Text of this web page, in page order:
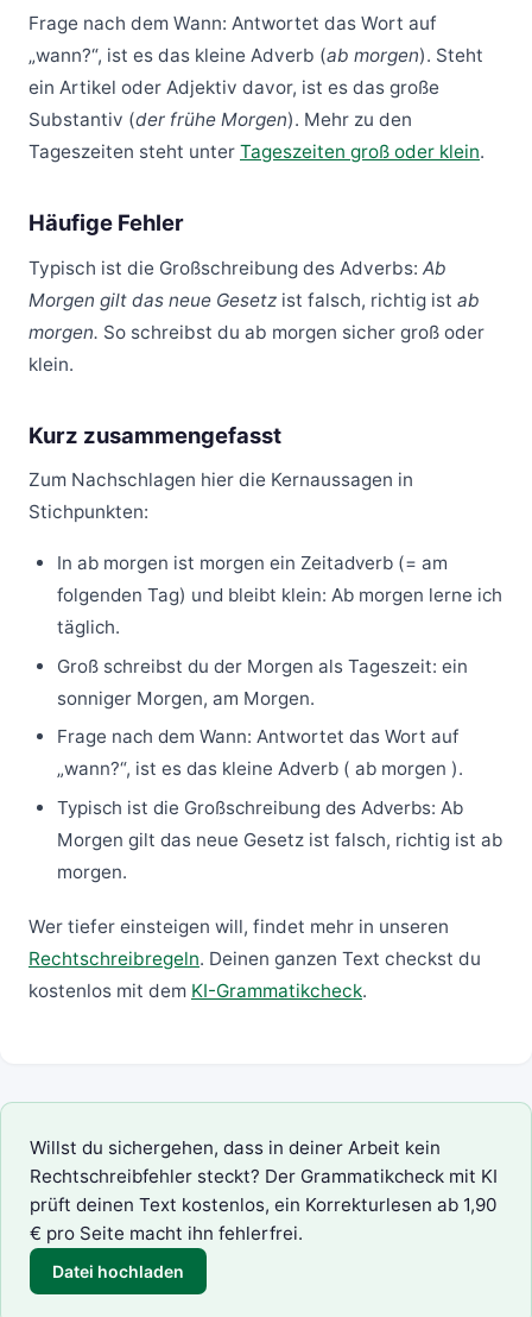
Frage nach dem Wann: Antwortet das Wort auf
„wann?“, ist es das kleine Adverb (ab morgen). Steht
ein Artikel oder Adjektiv davor, ist es das große
Substantiv (der frühe Morgen). Mehr zu den
Tageszeiten steht unter Tageszeiten groß oder klein.
Häufige Fehler
Typisch ist die Großschreibung des Adverbs: Ab
Morgen gilt das neue Gesetz ist falsch, richtig ist ab
morgen. So schreibst du ab morgen sicher groß oder
klein.
Kurz zusammengefasst
Zum Nachschlagen hier die Kernaussagen in
Stichpunkten:
In ab morgen ist morgen ein Zeitadverb (= am
folgenden Tag) und bleibt klein: Ab morgen lerne ich
täglich.
Groß schreibst du der Morgen als Tageszeit: ein
sonniger Morgen, am Morgen.
Frage nach dem Wann: Antwortet das Wort auf
„wann?“, ist es das kleine Adverb ( ab morgen ).
Typisch ist die Großschreibung des Adverbs: Ab
Morgen gilt das neue Gesetz ist falsch, richtig ist ab
morgen.
Wer tiefer einsteigen will, findet mehr in unseren
Rechtschreibregeln. Deinen ganzen Text checkst du
kostenlos mit dem KI-Grammatikcheck.
Willst du sichergehen, dass in deiner Arbeit kein
Rechtschreibfehler steckt? Der Grammatikcheck mit KI
prüft deinen Text kostenlos, ein Korrekturlesen ab 1,90
€ pro Seite macht ihn fehlerfrei.
Datei hochladen